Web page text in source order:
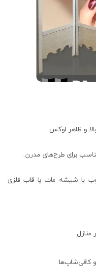
بالا و ظاهر لوکس.
برای طرح‌های مدرن.
با شیشه مات یا قاب فلزی
منازل
کافی‌شاپ‌ها